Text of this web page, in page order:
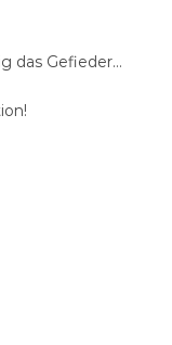
das Gefieder…